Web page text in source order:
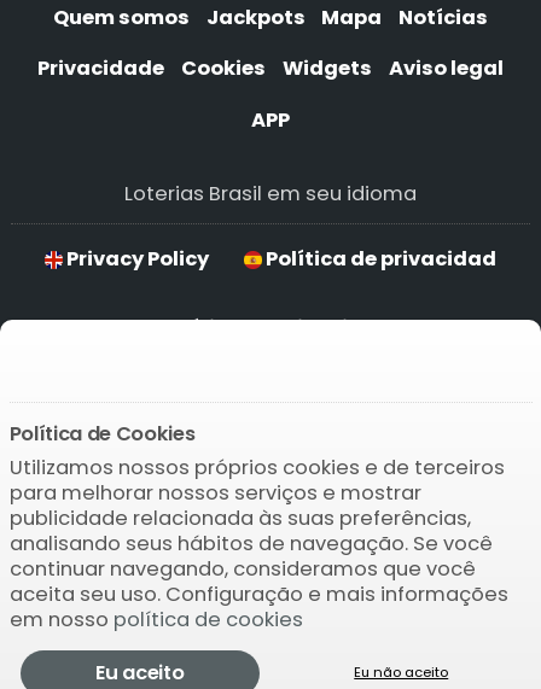
Quem somos Jackpots Mapa
Notícias
Privacidade
Cookies Widgets
Aviso legal
APP
Loterias Brasil em seu idioma
Privacy Policy Política de privacidad
Política de privacidade
Hinweise zum Datenschutz
Baixar o APP
Política de Cookies
Utilizamos nossos próprios cookies e de terceiros
para melhorar nossos serviços e mostrar
publicidade relacionada às suas preferências,
analisando seus hábitos de navegação. Se você
continuar navegando, consideramos que você
aceita seu uso. Configuração e mais informações
em nosso política de cookies
Eu aceito
Eu não aceito